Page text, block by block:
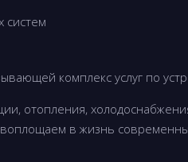
систем
комплекс услуг по
отопления,
в жизнь